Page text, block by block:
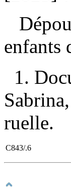
enfants
1.
ruelle.
C843/.6